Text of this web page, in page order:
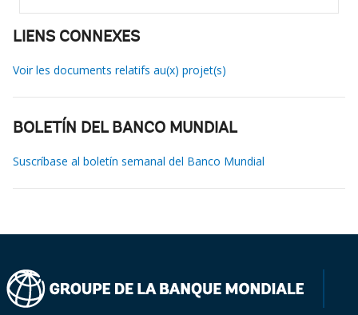
LIENS CONNEXES
Voir les documents relatifs au(x) projet(s)
BOLETÍN DEL BANCO MUNDIAL
Suscríbase al boletín semanal del Banco Mundial